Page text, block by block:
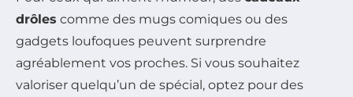
drôles comme des mugs comiques ou des
gadgets loufoques peuvent surprendre
agréablement vos proches. Si vous souhaitez
valoriser quelqu’un de spécial, optez pour des